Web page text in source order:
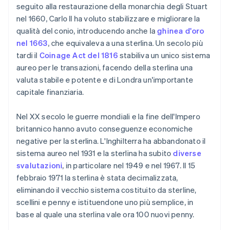
seguito alla restaurazione della monarchia degli Stuart
nel 1660, Carlo II ha voluto stabilizzare e migliorare la
qualità del conio, introducendo anche la ghinea d'oro
nel 1663, che equivaleva a una sterlina. Un secolo più
tardi il Coinage Act del 1816 stabiliva un unico sistema
aureo per le transazioni, facendo della sterlina una
valuta stabile e potente e di Londra un'importante
capitale finanziaria.
Nel XX secolo le guerre mondiali e la fine dell'Impero
britannico hanno avuto conseguenze economiche
negative per la sterlina. L'Inghilterra ha abbandonato il
sistema aureo nel 1931 e la sterlina ha subito diverse
svalutazioni, in particolare nel 1949 e nel 1967. Il 15
febbraio 1971 la sterlina è stata decimalizzata,
eliminando il vecchio sistema costituito da sterline,
scellini e penny e istituendone uno più semplice, in
base al quale una sterlina vale ora 100 nuovi penny.